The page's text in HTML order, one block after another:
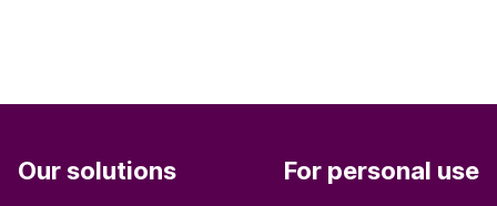
Our solutions For personal use